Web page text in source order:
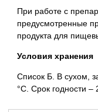
При работе с
предусмотренные
продукта для
Условия хранения
Список Б. В сухом,
°С. Срок годности –